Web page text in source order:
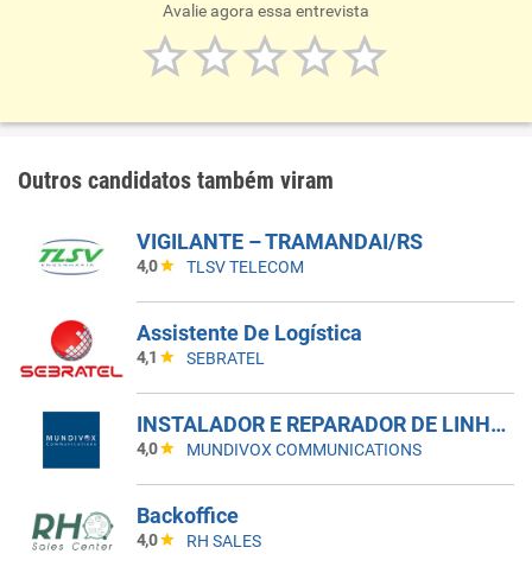
Avalie agora essa entrevista
Outros candidatos também viram
VIGILANTE – TRAMANDAI/RS
4,0 TLSV TELECOM
Assistente De Logística
4,1 SEBRATEL
INSTALADOR E REPARADOR DE LINHAS E APARELHOS DE TELECOMUNICACAO I
4,0 MUNDIVOX COMMUNICATIONS
Backoffice
4,0 RH SALES